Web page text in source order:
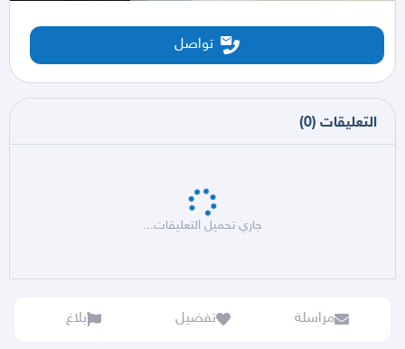
تواصل
التعليقات (
0
)
جاري تحميل التعليقات...
مراسلة تفضيل بلاغ